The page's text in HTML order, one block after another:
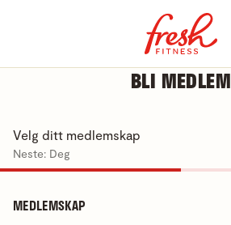
BLI MEDLEM
Velg ditt medlemskap
Neste: Deg
MEDLEMSKAP